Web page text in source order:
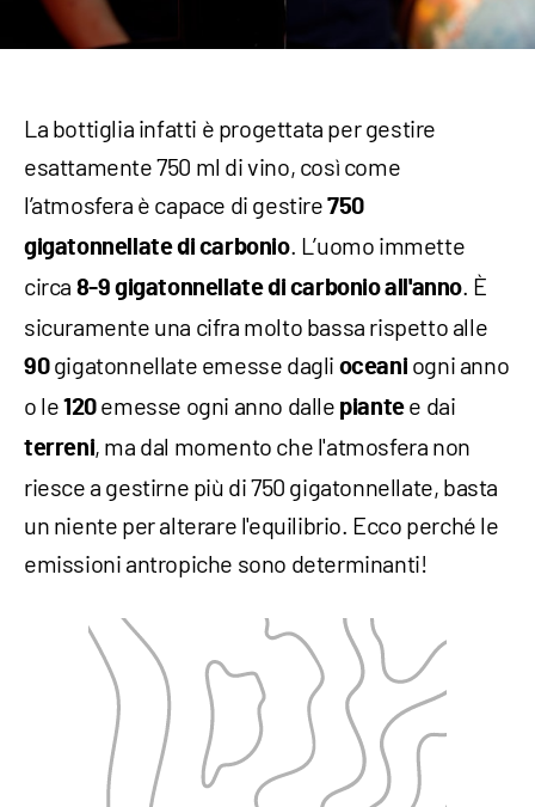
La bottiglia infatti è progettata per gestire
esattamente 750 ml di vino, così come
l’atmosfera è capace di gestire750
gigatonnellate di carbonio. L’uomo immette
circa 8-9 gigatonnellate di carbonio all'anno. È
sicuramente una cifra molto bassa rispetto alle
90gigatonnellate emesse dagli oceani ogni anno
o le 120emesse ogni anno dalle piantee dai
terreni, ma dal momento che l'atmosfera non
riesce a gestirne più di 750 gigatonnellate, basta
un niente per alterare l'equilibrio. Ecco perché le
emissioni antropiche sono determinanti!